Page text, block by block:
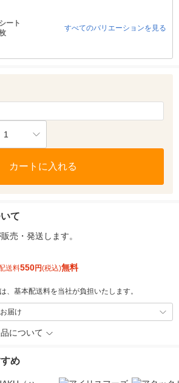
ート
すべてのバリエーションを見る
1
カートに入れる
て
売・発送します。
送料550円(税込)無料
、基本配送料を当社が負担いたします。
届け
について
め